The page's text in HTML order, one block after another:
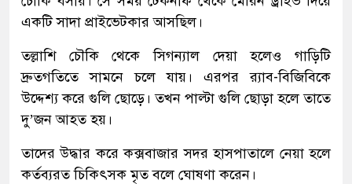
একটি সাদা প্রাইভেটকার আসছিল।
তল্লাশি চৌকি থেকে সিগন্যাল দেয়া হলেও গাড়িটি
দ্রুতগতিতে সামনে চলে যায়। এরপর র‌্যাব-বিজিবিকে
উদ্দেশ্য করে গুলি ছোড়ে। তখন পাল্টা গুলি ছোড়া হলে তাতে
দু’জন আহত হয়।
তাদের উদ্ধার করে কক্সবাজার সদর হাসপাতালে নেয়া হলে
কর্তব্যরত চিকিৎসক মৃত বলে ঘোষণা করেন।